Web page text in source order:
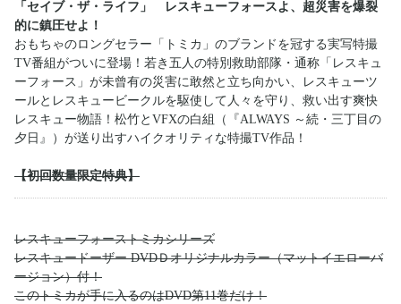
「セイブ・ザ・ライフ」 レスキューフォースよ、超災害を爆裂
的に鎮圧せよ！
おもちゃのロングセラー「トミカ」のブランドを冠する実写特撮
TV番組がついに登場！若き五人の特別救助部隊・通称「レスキュ
ーフォース」が未曾有の災害に敢然と立ち向かい、レスキューツ
ールとレスキュービークルを駆使して人々を守り、救い出す爽快
レスキュー物語！松竹とVFXの白組（『ALWAYS ～続・三丁目の
夕日』）が送り出すハイクオリティな特撮TV作品！
【初回数量限定特典】
レスキューフォーストミカシリーズ
レスキュードーザー DVDＤオリジナルカラー（マットイエローバ
ージョン）付！
このトミカが手に入るのはDVD第11巻だけ！